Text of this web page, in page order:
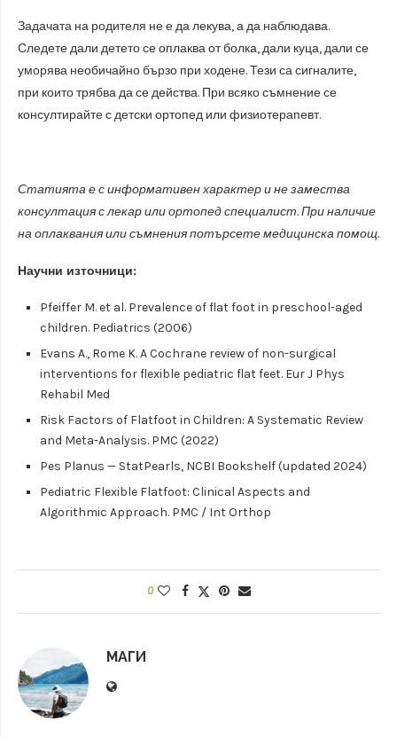
Задачата на родителя не е да лекува, а да наблюдава.
Следете дали детето се оплаква от болка, дали куца, дали се
уморява необичайно бързо при ходене. Тези са сигналите,
при които трябва да се действа. При всяко съмнение се
консултирайте с детски ортопед или физиотерапевт.
Статията е с информативен характер и не замества
консултация с лекар или ортопед специалист. При наличие
на оплаквания или съмнения потърсете медицинска помощ.
Научни източници:
Pfeiffer M. et al. Prevalence of flat foot in preschool-aged
children. Pediatrics (2006)
Evans A., Rome K. A Cochrane review of non-surgical
interventions for flexible pediatric flat feet. Eur J Phys
Rehabil Med
Risk Factors of Flatfoot in Children: A Systematic Review
and Meta-Analysis. PMC (2022)
Pes Planus — StatPearls, NCBI Bookshelf (updated 2024)
Pediatric Flexible Flatfoot: Clinical Aspects and
Algorithmic Approach. PMC / Int Orthop
0
МАГИ